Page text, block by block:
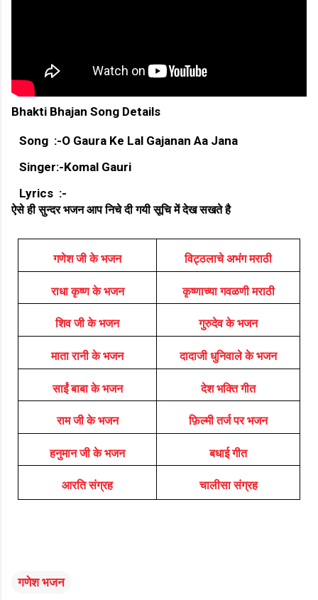
Bhakti Bhajan Song Details
Song :-O Gaura Ke Lal Gajanan Aa Jana
Singer:-Komal Gauri
Lyrics :-
ऐसे ही सुन्दर भजन आप निचे दी गयी सूचि में देख सखते है
गणेश जी के भजन विट्ठलाचे अभंग मराठी
राधा कृष्ण के भजन कृष्णाच्या गवळणी मराठी
शिव जी के भजन गुरुदेव के भजन
माता रानी के भजन दादाजी धुनिवाले के भजन
साईं बाबा के भजन देश भक्ति गीत
राम जी के भजन फ़िल्मी तर्ज पर भजन
हनुमान जी के भजन बधाई गीत
आरति संग्रह चालीसा संग्रह
गणेश भजन